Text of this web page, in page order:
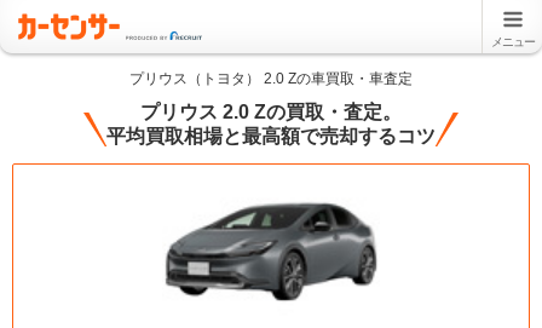
メニュー
プリウス（トヨタ） 2.0 Zの車買取・車査定
プリウス 2.0 Zの買取・査定。
平均買取相場と最高額で売却するコツ